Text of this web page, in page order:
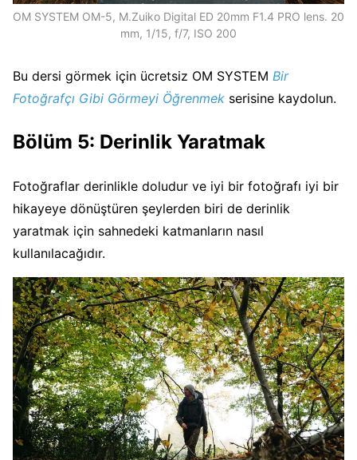
OM SYSTEM OM-5, M.Zuiko Digital ED 20mm F1.4 PRO lens. 20
mm, 1/15, f/7, ISO 200
Bu dersi görmek için ücretsiz OM SYSTEM Bir
Fotoğrafçı Gibi Görmeyi Öğrenmek serisine kaydolun.
Bölüm 5: Derinlik Yaratmak
Fotoğraflar derinlikle doludur ve iyi bir fotoğrafı iyi bir
hikayeye dönüştüren şeylerden biri de derinlik
yaratmak için sahnedeki katmanların nasıl
kullanılacağıdır.